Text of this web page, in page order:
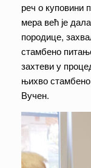
реч о куповини
мера већ је
породице,
стамбено
захтеви у
њихво
Вучен.